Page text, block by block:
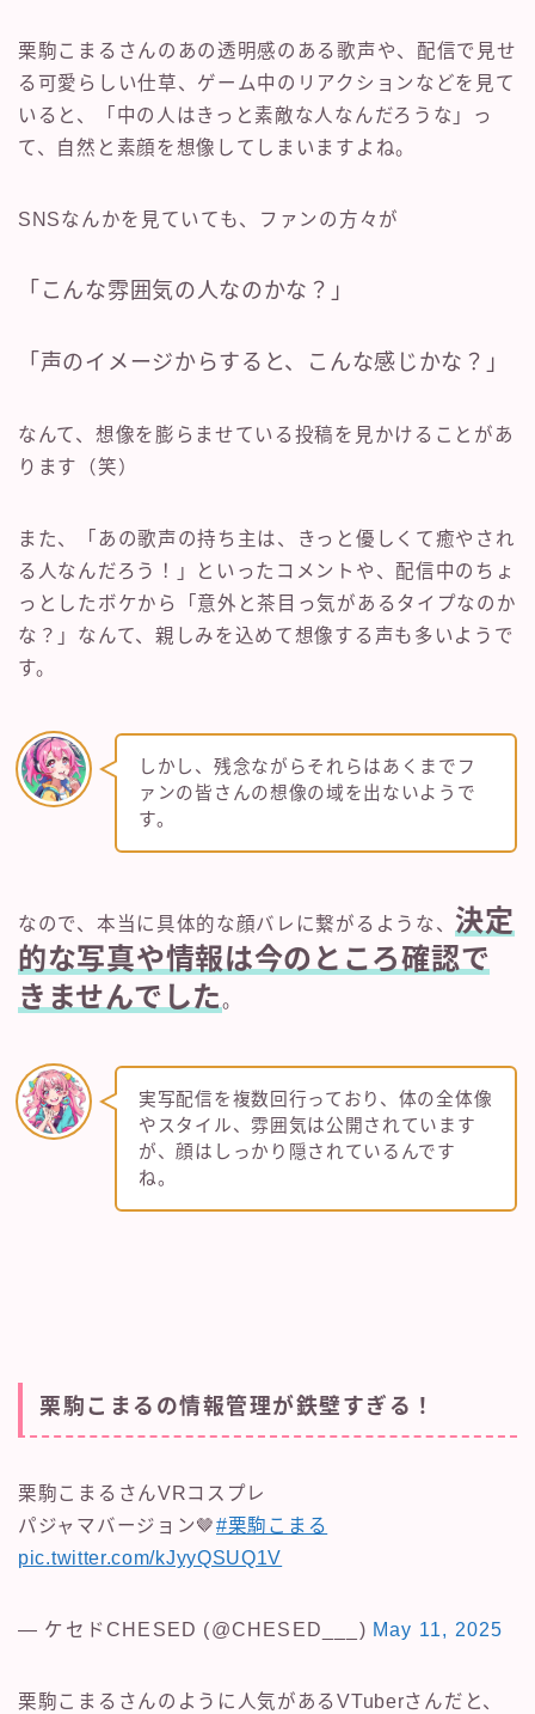
栗駒こまるさんのあの透明感のある歌声や、配信で見せ
る可愛らしい仕草、ゲーム中のリアクションなどを見て
いると、「中の人はきっと素敵な人なんだろうな」っ
て、自然と素顔を想像してしまいますよね。
SNSなんかを見ていても、ファンの方々が
「こんな雰囲気の人なのかな？」
「声のイメージからすると、こんな感じかな？」
なんて、想像を膨らませている投稿を見かけることがあ
ります（笑）
また、「あの歌声の持ち主は、きっと優しくて癒やされ
る人なんだろう！」といったコメントや、配信中のちょ
っとしたボケから「意外と茶目っ気があるタイプなのか
な？」なんて、親しみを込めて想像する声も多いようで
す。
しかし、残念ながらそれらはあくまでフ
ァンの皆さんの想像の域を出ないようで
す。
なので、本当に具体的な顔バレに繋がるような、 決定
的な写真や情報は今のところ確認で
きませんでした。
実写配信を複数回行っており、体の全体像
やスタイル、雰囲気は公開されています
が、顔はしっかり隠されているんです
ね。
栗駒こまるの情報管理が鉄壁すぎる！
栗駒こまるさんVRコスプレ
パジャマバージョン🤎#栗駒こまる
pic.twitter.com/kJyyQSUQ1V
— ケセドCHESED (@CHESED___) May 11, 2025
栗駒こまるさんのように人気があるVTuberさんだと、